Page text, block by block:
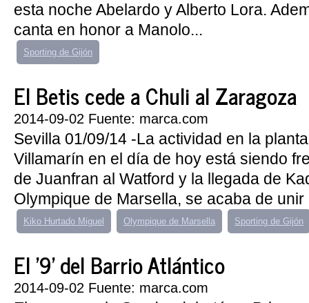
esta noche Abelardo y Alberto Lora.
canta en honor a Manolo...
Sporting de Gijón
El Betis cede a Chuli al Zaragoza
2014-09-02 Fuente: marca.com
Sevilla 01/09/14 -La actividad en la
Villamarín en el día de hoy está siendo
de Juanfran al Watford y la llegada de
Olympique de Marsella, se acaba de unir
Kiko Hurtado Miguel Olympique de Marsella Sporting de Gijón
El '9' del Barrio Atlántico
2014-09-02 Fuente: marca.com